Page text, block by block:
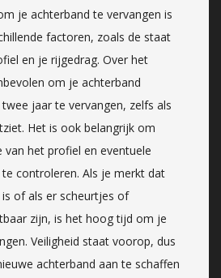
je achterband te vervangen is
factoren, zoals de staat
en je rijgedrag. Over het
om je achterband
jaar te vervangen, zelfs als
Het is ook belangrijk om
van het profiel en eventuele
controleren. Als je merkt dat
of als er scheurtjes of
zijn, is het hoog tijd om je
Veiligheid staat voorop, dus
achterband aan te schaffen